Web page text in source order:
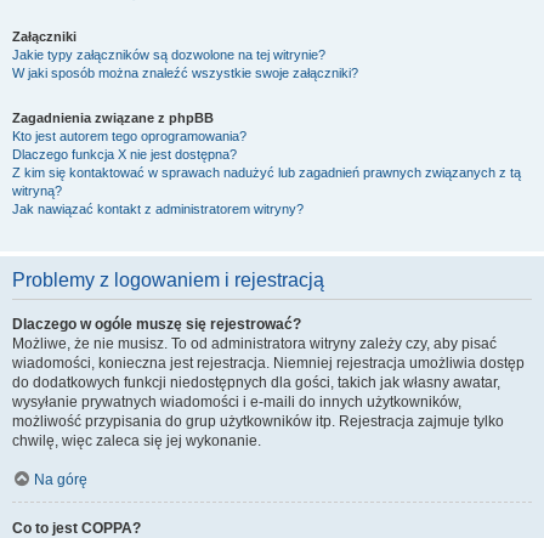
Załączniki
Jakie typy załączników są dozwolone na tej witrynie?
W jaki sposób można znaleźć wszystkie swoje załączniki?
Zagadnienia związane z phpBB
Kto jest autorem tego oprogramowania?
Dlaczego funkcja X nie jest dostępna?
Z kim się kontaktować w sprawach nadużyć lub zagadnień prawnych związanych z tą
witryną?
Jak nawiązać kontakt z administratorem witryny?
Problemy z logowaniem i rejestracją
Dlaczego w ogóle muszę się rejestrować?
Możliwe, że nie musisz. To od administratora witryny zależy czy, aby pisać
wiadomości, konieczna jest rejestracja. Niemniej rejestracja umożliwia dostęp
do dodatkowych funkcji niedostępnych dla gości, takich jak własny awatar,
wysyłanie prywatnych wiadomości i e-maili do innych użytkowników,
możliwość przypisania do grup użytkowników itp. Rejestracja zajmuje tylko
chwilę, więc zaleca się jej wykonanie.
Na górę
Co to jest COPPA?